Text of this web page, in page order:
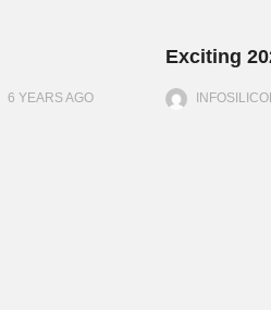
6 YEARSAGO
Exciting